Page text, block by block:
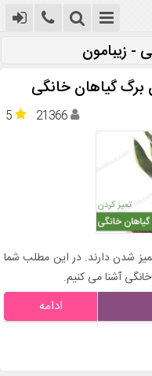
- زیبامون
برگ گیاهان خانگی
5 21366
شدن دارند. در این مطلب شما
آشنا می کنیم.
ادامه